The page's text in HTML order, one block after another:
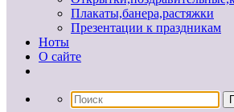
Плакаты,банера,растяжки
Презентации к праздникам
Ноты
О сайте